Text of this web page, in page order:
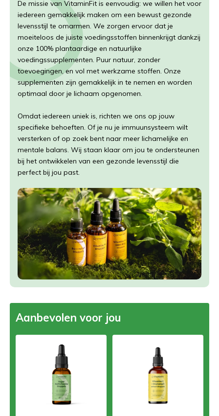
De missie van VitaminFit is eenvoudig: we willen het voor
iedereen gemakkelijk maken om een bewust gezonde
levensstijl te omarmen. We zorgen ervoor dat je
moeiteloos de juiste voedingsstoffen binnenkrijgt dankzij
onze 100% plantaardige en natuurlijke
voedingssupplementen. Puur natuur, zonder
toevoegingen, en vol met werkzame stoffen. Onze
supplementen zijn gemakkelijk in te nemen en worden
optimaal door je lichaam opgenomen.
Omdat iedereen uniek is, richten we ons op jouw
specifieke behoeften. Of je nu je immuunsysteem wilt
versterken of op zoek bent naar meer lichamelijke en
mentale balans. Wij staan klaar om jou te ondersteunen
bij het ontwikkelen van een gezonde levensstijl die
perfect bij jou past.
Aanbevolen voor jou